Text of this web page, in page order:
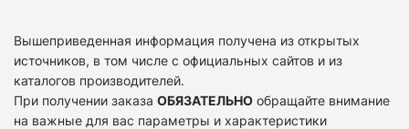
Вышеприведенная информация получена из открытых
источников, в том числе с официальных сайтов и из
каталогов производителей.
При получении заказа ОБЯЗАТЕЛЬНО обращайте внимание
на важные для вас параметры и характеристики